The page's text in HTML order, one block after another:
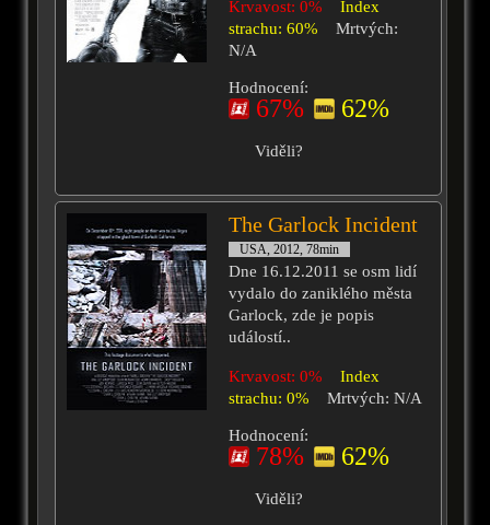
Krvavost: 0%
Index
strachu: 60%
Mrtvých:
N/A
Hodnocení:
67% 62%
Viděli?
The Garlock Incident
USA, 2012, 78min
Dne 16.12.2011 se osm lidí
vydalo do zaniklého města
Garlock, zde je popis
událostí..
Krvavost: 0%
Index
strachu: 0%
Mrtvých: N/A
Hodnocení:
78% 62%
Viděli?